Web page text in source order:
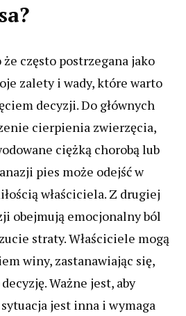
często postrzegana jako
zalety i wady, które warto
decyzji. Do głównych
cierpienia zwierzęcia,
ciężką chorobą lub
pies może odejść w
właściciela. Z drugiej
obejmują emocjonalny ból
straty. Właściciele mogą
winy, zastanawiając się,
Ważne jest, aby
jest inna i wymaga